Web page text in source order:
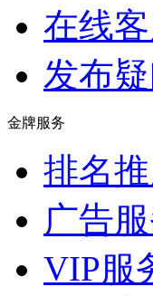
在线
发布
金牌服务
排名
广告
VIP服